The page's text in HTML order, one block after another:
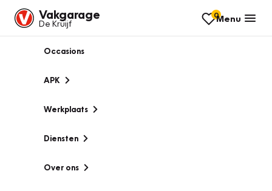
Vakgarage
De Kruijf
0Menu
Occasions
APK
Werkplaats
Diensten
Over ons